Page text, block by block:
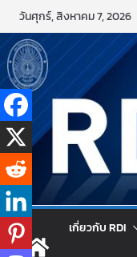
Skip
to
content
วันศุกร์, สิงหาคม 7, 2026
เกี่ยวกับ RDI